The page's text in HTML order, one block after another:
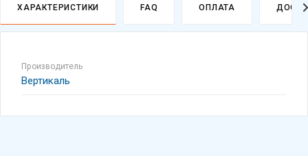
ХАРАКТЕРИСТИКИ FAQ ОПЛАТА
Производитель
Вертикаль